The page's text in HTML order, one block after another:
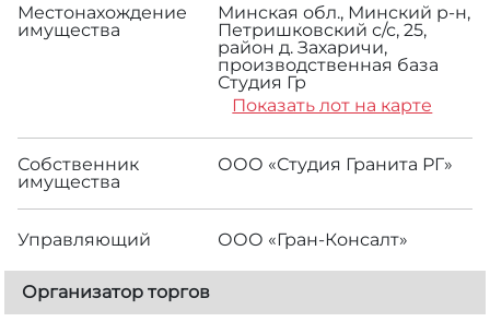
Местонахождение
имущества
Минская обл., Минский р-н,
Петришковский с/с, 25,
район д. Захаричи,
производственная база
Студия Гр
Показать лот на карте
Собственник
имущества
ООО «Студия Гранита РГ»
Управляющий ООО «Гран-Консалт»
Организатор торгов